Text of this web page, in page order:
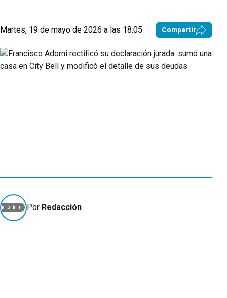
Martes, 19 de mayo de 2026 a las 18:05 Compartir
Por Redacción